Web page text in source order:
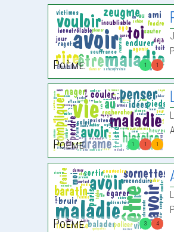
1 1
Poème:
1 1 1
Poème:
3 4
Poème: